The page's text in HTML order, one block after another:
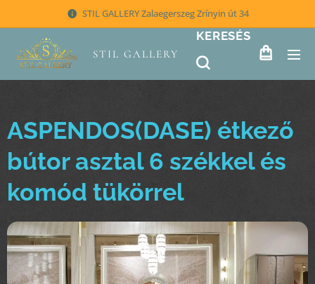
STIL GALLERY Zalaegerszeg Zrínyin út 34
STIL GALLERY
KERESÉS
ASPENDOS(DASE) étkező
bútor asztal 6 székkel és
komód tükörrel